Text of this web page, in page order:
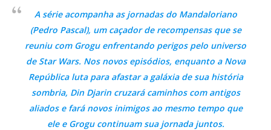
A série acompanha as jornadas do Mandaloriano
(Pedro Pascal), um caçador de recompensas que se
reuniu com Grogu enfrentando perigos pelo universo
de Star Wars. Nos novos episódios, enquanto a Nova
República luta para afastar a galáxia de sua história
sombria, Din Djarin cruzará caminhos com antigos
aliados e fará novos inimigos ao mesmo tempo que
ele e Grogu continuam sua jornada juntos.